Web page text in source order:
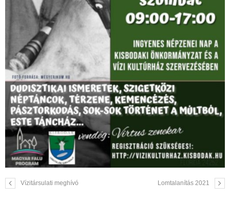
Vízitársulati meghívó Lomtalanítás 2021